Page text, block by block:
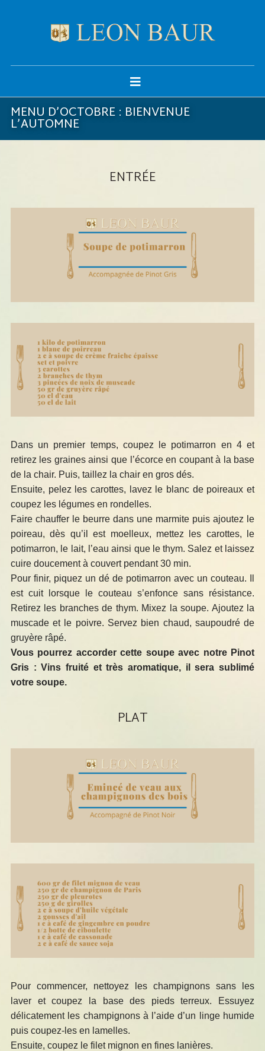
MENU D’OCTOBRE : BIENVENUE
L’AUTOMNE
ENTRÉE
Dans un premier temps, coupez le potimarron en 4 et
retirez les graines ainsi que l’écorce en coupant à la base
de la chair. Puis, taillez la chair en gros dés.
Ensuite, pelez les carottes, lavez le blanc de poireaux et
coupez les légumes en rondelles.
Faire chauffer le beurre dans une marmite puis ajoutez le
poireau, dès qu’il est moelleux, mettez les carottes, le
potimarron, le lait, l’eau ainsi que le thym. Salez et laissez
cuire doucement à couvert pendant 30 min.
Pour finir, piquez un dé de potimarron avec un couteau. Il
est cuit lorsque le couteau s’enfonce sans résistance.
Retirez les branches de thym. Mixez la soupe. Ajoutez la
muscade et le poivre. Servez bien chaud, saupoudré de
gruyère râpé.
Vous pourrez accorder cette soupe avec notre Pinot
Gris : Vins fruité et très aromatique, il sera sublimé
votre soupe.
PLAT
Pour commencer, nettoyez les champignons sans les
laver et coupez la base des pieds terreux. Essuyez
délicatement les champignons à l’aide d’un linge humide
puis coupez-les en lamelles.
Ensuite, coupez le filet mignon en fines lanières.